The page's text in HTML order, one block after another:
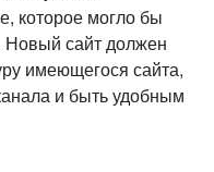
которое могло бы
Новый сайт должен
имеющегося сайта,
и быть удобным